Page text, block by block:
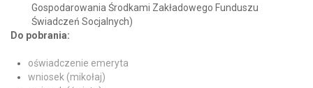
Gospodarowania Środkami Zakładowego Funduszu
Świadczeń Socjalnych)
Do pobrania:
oświadczenie emeryta
wniosek (mikołaj)